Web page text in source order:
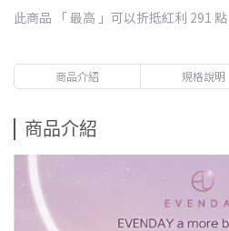
此商品 「 最高 」可以折抵紅利 291
商品介紹 規格說明
商品介紹